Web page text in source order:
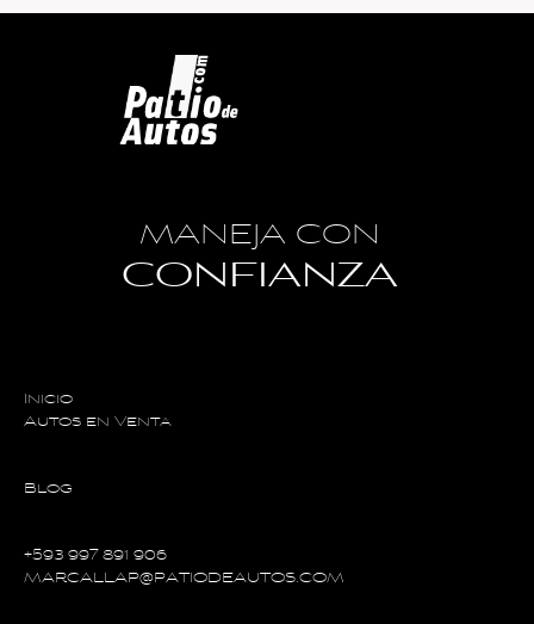
MANEJA CON
CONFIANZA
Inicio
Autos en Venta
Blog
+593 997 891 906
MARCALLAP@PATIODEAUTOS.COM